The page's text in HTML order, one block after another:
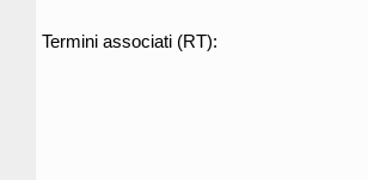
Termini associati (RT):